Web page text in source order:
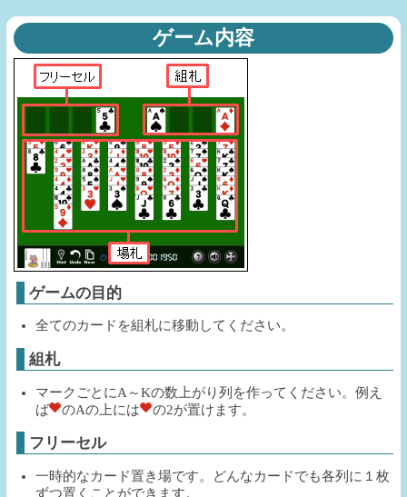
ゲーム内容
ゲームの目的
全てのカードを組札に移動してください。
組札
マークごとにA～Kの数上がり列を作ってください。例え
ば
のAの上には の2が置けます。
フリーセル
一時的なカード置き場です。どんなカードでも各列に１枚
ずつ置くことができます。